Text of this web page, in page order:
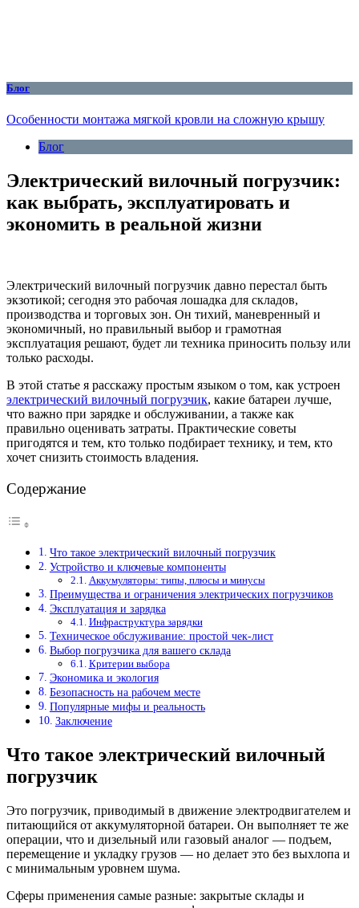
Блог
Особенности монтажа мягкой кровли на сложную крышу
Блог
Электрический вилочный погрузчик:
как выбрать, эксплуатировать и
экономить в реальной жизни
Электрический вилочный погрузчик давно перестал быть
экзотикой; сегодня это рабочая лошадка для складов,
производства и торговых зон. Он тихий, маневренный и
экономичный, но правильный выбор и грамотная
эксплуатация решают, будет ли техника приносить пользу или
только расходы.
В этой статье я расскажу простым языком о том, как устроен
электрический вилочный погрузчик, какие батареи лучше,
что важно при зарядке и обслуживании, а также как
правильно оценивать затраты. Практические советы
пригодятся и тем, кто только подбирает технику, и тем, кто
хочет снизить стоимость владения.
Содержание
Что такое электрический вилочный погрузчик
Устройство и ключевые компоненты
Аккумуляторы: типы, плюсы и минусы
Преимущества и ограничения электрических погрузчиков
Эксплуатация и зарядка
Инфраструктура зарядки
Техническое обслуживание: простой чек-лист
Выбор погрузчика для вашего склада
Критерии выбора
Экономика и экология
Безопасность на рабочем месте
Популярные мифы и реальность
Заключение
Что такое электрический вилочный
погрузчик
Это погрузчик, приводимый в движение электродвигателем и
питающийся от аккумуляторной батареи. Он выполняет те же
операции, что и дизельный или газовый аналог — подъем,
перемещение и укладку грузов — но делает это без выхлопа и
с минимальным уровнем шума.
Сферы применения самые разные: закрытые склады и